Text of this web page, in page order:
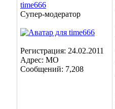
time666
Супер-модератор
Регистрация: 24.02.2011
Адрес: МО
Сообщений: 7,208